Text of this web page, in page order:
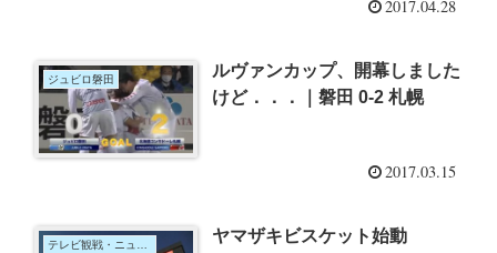
2017.04.28
ジュビロ磐田
ルヴァンカップ、開幕しました
けど．．．｜磐田 0-2 札幌
2017.03.15
テレビ観戦・ニュース ヤマザキビスケット始動